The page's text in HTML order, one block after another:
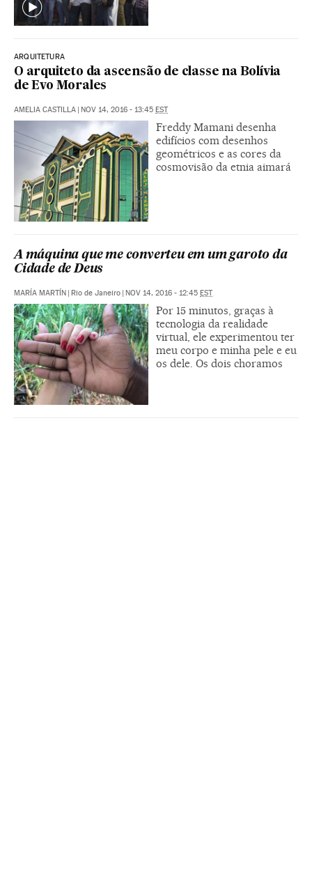
ARQUITETURA
O arquiteto da ascensão de classe na Bolívia
de Evo Morales
AMELIA CASTILLA | NOV 14, 2016 - 13:45 EST
Freddy Mamani desenha
edifícios com desenhos
geométricos e as cores da
cosmovisão da etnia aimará
A máquina que me converteu em um garoto da
Cidade de Deus
MARÍA MARTÍN | Rio de Janeiro | NOV 14, 2016 - 12:45 EST
Por 15 minutos, graças à
tecnologia da realidade
virtual, ele experimentou ter
meu corpo e minha pele e eu
os dele. Os dois choramos